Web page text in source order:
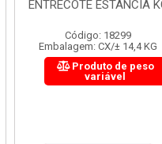
KG
Código: 19965
Embalagem: CX/± 18,36 KG
Produto de peso
variável